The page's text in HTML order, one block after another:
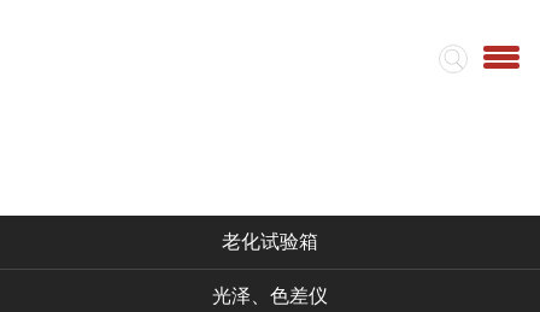
老化试验箱
光泽、色差仪